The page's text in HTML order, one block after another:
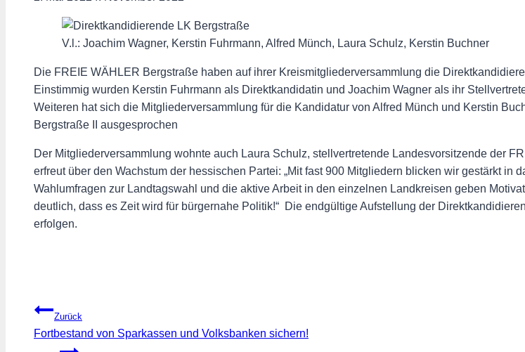
V.l.: Joachim Wagner, Kerstin Fuhrmann, Alfred Münch, Laura Schulz, Kerstin Buchner
Die FREIE WÄHLER Bergstraße haben auf ihrer Kreismitgliederversammlung die
Einstimmig wurden Kerstin Fuhrmann als Direktkandidatin und Joachim Wagner als ihr
Weiteren hat sich die Mitgliederversammlung für die Kandidatur von Alfred Münch und Kerstin
Bergstraße II ausgesprochen
Der Mitgliederversammlung wohnte auch Laura Schulz, stellvertretende Landesvorsitzende der
erfreut über den Wachstum der hessischen Partei: „Mit fast 900 Mitgliedern blicken wir gestärkt in
Wahlumfragen zur Landtagswahl und die aktive Arbeit in den einzelnen Landkreisen geben
deutlich, dass es Zeit wird für bürgernahe Politik!“ Die endgültige Aufstellung der
erfolgen.
Beitragsnavigation
Zurück
Fortbestand von Sparkassen und Volksbanken sichern!